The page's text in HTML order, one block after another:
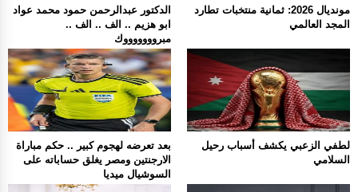
الدكتور عبدالرحمن حمود محمد عواد
ابو هزيم .. الف .. الف ..
مبروووووووك
مونديال 2026: ثمانية منتخبات تطارد
المجد العالمي
بعد تعرضه لهجوم كبير .. حكم مباراة
الارجنتين ومصر يغلق حساباته على
السوشيال ميديا
لطفي الزعبي يكشف أسباب رحيل
السلامي